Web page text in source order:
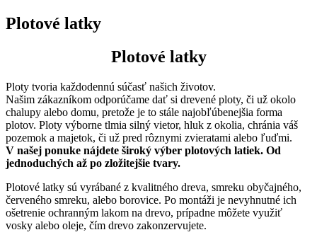
Plotové latky
Plotové latky
Ploty tvoria každodennú súčasť našich životov.
Našim zákazníkom odporúčame dať si drevené ploty, či už okolo
chalupy alebo domu, pretože je to stále najobľúbenejšia forma
plotov. Ploty výborne tlmia silný vietor, hluk z okolia, chránia váš
pozemok a majetok, či už pred rôznymi zvieratami alebo ľuďmi.
V našej ponuke nájdete široký výber plotových latiek. Od
jednoduchých až po zložitejšie tvary.
Plotové latky sú vyrábané z kvalitného dreva, smreku obyčajného,
červeného smreku, alebo borovice. Po montáži je nevyhnutné ich
ošetrenie ochranným lakom na drevo, prípadne môžete využiť
vosky alebo oleje, čím drevo zakonzervujete.